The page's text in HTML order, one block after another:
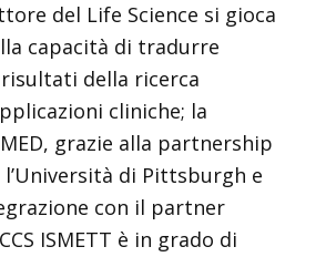
del Life Science si gioca
capacità di tradurre
della ricerca
cliniche; la
grazie alla partnership
di Pittsburgh e
con il partner
ISMETT è in grado di